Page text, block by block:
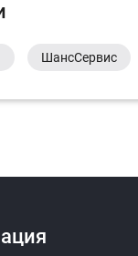
ШансСервис